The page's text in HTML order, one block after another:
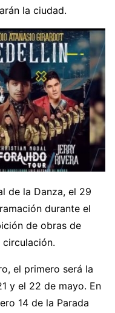
la ciudad.
de la Danza, el 29
durante el
de obras de
el primero será la
y el 22 de mayo. En
14 de la Parada